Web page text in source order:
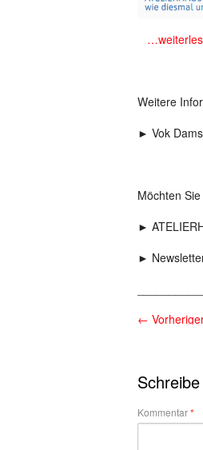
Weitere
► Vok
Möchten
►
►
←
Kommentar*